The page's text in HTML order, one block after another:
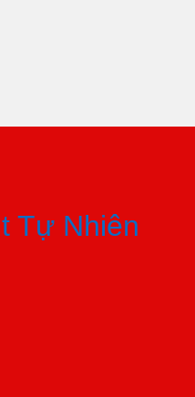
Tự Nhiên